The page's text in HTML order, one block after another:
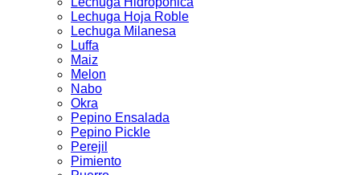
Lechuga Hoja Roble
Lechuga Milanesa
Luffa
Maiz
Melon
Nabo
Okra
Pepino Ensalada
Pepino Pickle
Perejil
Pimiento